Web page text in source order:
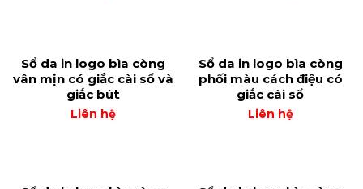
Sổ da in logo bìa còng
vân mịn có giắc cài sổ và
giắc bút
Liên hệ
Sổ da in logo bìa còng
phối màu cách điệu có
giắc cài sổ
Liên hệ